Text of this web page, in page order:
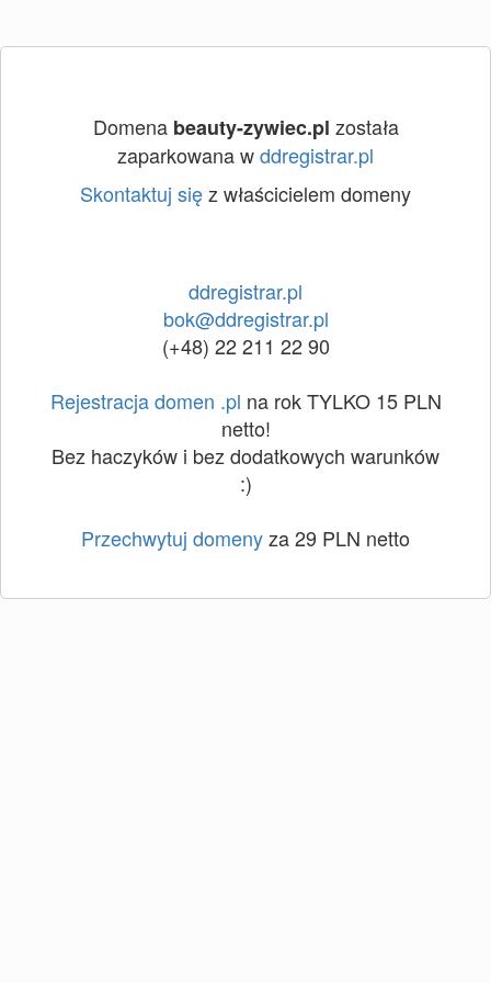
Domena beauty-zywiec.pl została
zaparkowana wddregistrar.pl
Skontaktuj sięz właścicielem domeny
ddregistrar.pl
bok@ddregistrar.pl
(+48) 22 211 22 90
Rejestracja domen .pl na rok TYLKO 15 PLN
netto!
Bez haczyków i bez dodatkowych warunków
:)
Przechwytuj domenyza 29 PLN netto